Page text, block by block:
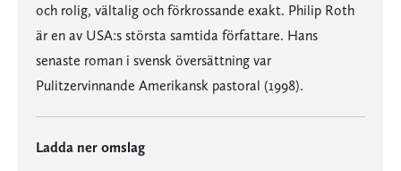
och rolig, vältalig och förkrossande exakt. Philip Roth
är en av USA:s största samtida författare. Hans
senaste roman i svensk översättning var
Pulitzervinnande Amerikansk pastoral (1998).
Ladda ner omslag